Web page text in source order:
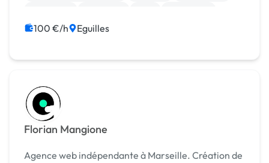
100 €/h Eguilles
Florian Mangione
Agence web indépendante à Marseille. Création de